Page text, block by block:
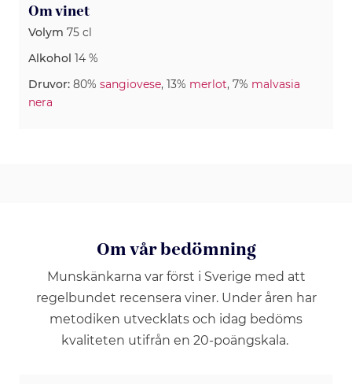
Om vinet
Volym 75 cl
Alkohol 14 %
Druvor: 80% sangiovese, 13% merlot, 7% malvasia
nera
Om vår bedömning
Munskänkarna var först i Sverige med att
regelbundet recensera viner. Under åren har
metodiken utvecklats och idag bedöms
kvaliteten utifrån en 20-poängskala.